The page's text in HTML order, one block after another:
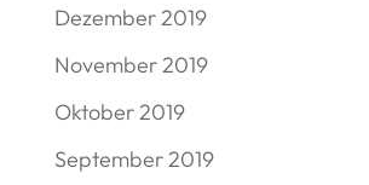
Dezember 2019
November 2019
Oktober 2019
September 2019